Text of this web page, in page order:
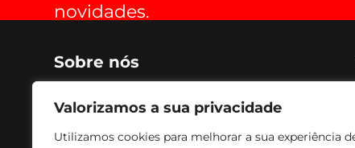
Valorizamos a sua privacidade
Utilizamos cookies para melhorar a sua experiência
novidades.
Sobre nós
optimização de espaço, práticas, estéticas, funcionais
imagem. Os nossos produtos são fabricados com